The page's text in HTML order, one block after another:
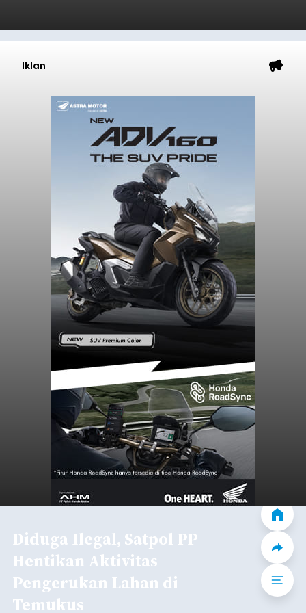
Iklan
Diduga Ilegal, Satpol PP
Hentikan Aktivitas
Pengerukan Lahan di
Temukus